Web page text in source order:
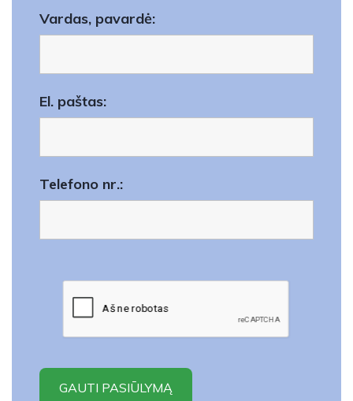
Vardas, pavardė:
El. paštas:
Telefono nr.: